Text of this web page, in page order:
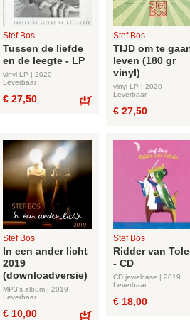
Stef Bos
Tussen de liefde
en de leegte - LP
vinyl LP | 2020
Leverbaar
€ 27,50
Stef Bos
TIJD om te
leven (180 gr
vinyl)
vinyl LP | 2020
Leverbaar
€ 27,50
Stef Bos
In een ander licht
2019
(downloadversie)
MP3's album | 2019
Leverbaar
€ 10,00
Stef Bos
Ridder van
- CD
CD jewelcase | 2019
Leverbaar
€ 18,00